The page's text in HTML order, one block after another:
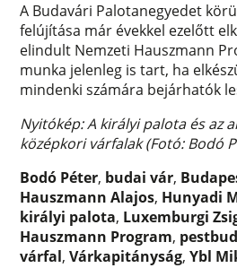
A Budavári Palotanegyedet
felújítása már évekkel ezelőtt
elindult Nemzeti Hauszmann
munka jelenleg is tart, ha
mindenki számára bejárhatók
Nyitókép: A királyi palota és az
középkori várfalak (Fotó: Bodó
Bodó Péter, budai vár,
Hauszmann Alajos, Hunyadi
királyi palota, Luxemburgi
Hauszmann Program,
várfal,Várkapitányság,Ybl